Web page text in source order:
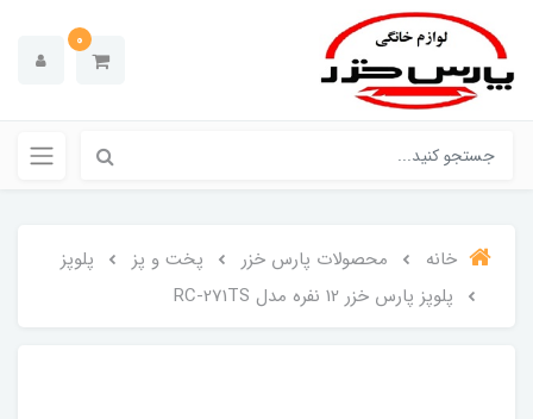
0
خانه محصولات پارس خزر پخت و پز
پلوپز
پلوپز پارس خزر 12 نفره مدل RC-271TS